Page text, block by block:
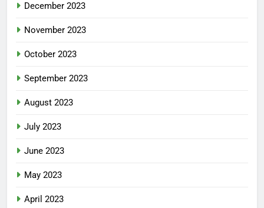
December 2023
November 2023
October 2023
September 2023
August 2023
July 2023
June 2023
May 2023
April 2023